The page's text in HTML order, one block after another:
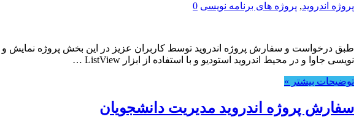
پروژه اندروید, پروژه های برنامه نویسی 0
طبق درخواست و سفارش پروژه اندروید توسط کاربران عزیز در این بخش پروژه نمایش
نویسی جاوا و در محیط اندروید استودیو و با استفاده از ابزار ListView …
توضیحات بیشتر »
سفارش پروژه اندروید مدیریت دانشجویان